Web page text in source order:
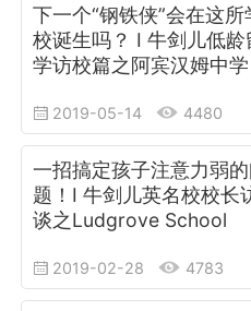
下一个“钢铁侠”会在这所
校诞生吗？ I 牛剑儿低龄
学访校篇之阿宾汉姆中学
2019-05-14 4480
一招搞定孩子注意力弱
题！I 牛剑儿英名校校长
谈之Ludgrove School
2019-02-28 4783